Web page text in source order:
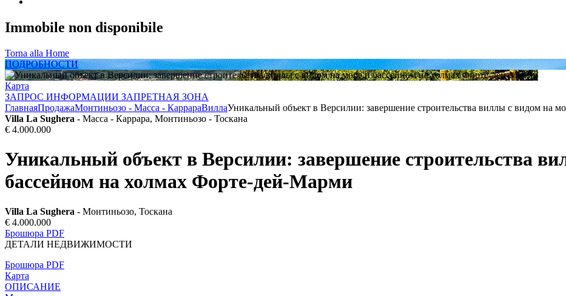
Immobile non disponibile
Torna alla Home
ПОДРОБНОСТИ
Карта
ЗАПРОС ИНФОРМАЦИИ ЗАПРЕТНАЯ ЗОНА
ГлавнаяПродажаМонтиньозо - Масса - КаррараВиллаУникальный объект в Версилии: завершение строительства виллы с видом на
Villa La Sughera - Масса - Каррара, Монтиньозо - Тоскана
€ 4.000.000
Уникальный объект в Версилии: завершение строительства
бассейном на холмах Форте-дей-Марми
Villa La Sughera - Монтиньозо, Тоскана
€ 4.000.000
Брошюра PDF
ДЕТАЛИ НЕДВИЖИМОСТИ
Брошюра PDF
Карта
ОПИСАНИЕ